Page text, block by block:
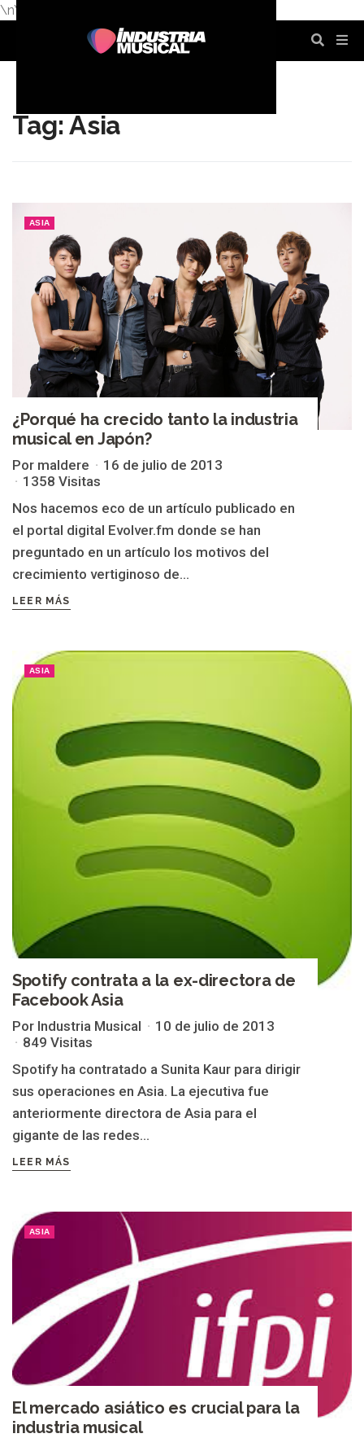
\n\n
Tag: Asia
ASIA
¿Porqué ha crecido tanto la industria
musical en Japón?
Por maldere
16 de julio de 2013
1358 Visitas
Nos hacemos eco de un artículo publicado en
el portal digital Evolver.fm donde se han
preguntado en un artículo los motivos del
crecimiento vertiginoso de...
LEER MÁS
ASIA
Spotify contrata a la ex-directora de
Facebook Asia
Por Industria Musical
10 de julio de 2013
849 Visitas
Spotify ha contratado a Sunita Kaur para dirigir
sus operaciones en Asia. La ejecutiva fue
anteriormente directora de Asia para el
gigante de las redes...
LEER MÁS
ASIA
El mercado asiático es crucial para la
industria musical